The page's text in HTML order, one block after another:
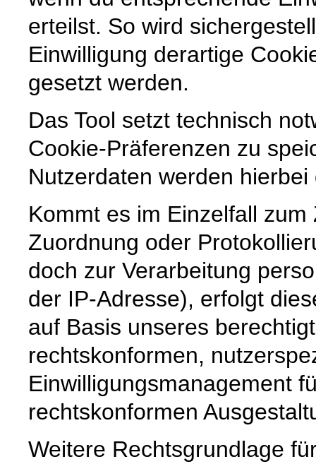
erteilst. So wird
Einwilligung derartige
gesetzt werden.
Das Tool setzt technisch
Cookie-Präferenzen zu
Nutzerdaten werden
Kommt es im Einzelfall
Zuordnung oder
doch zur Verarbeitung
der IP-Adresse), erfolgt
auf Basis unseres
rechtskonformen,
Einwilligungsmanagement
rechtskonformen
Weitere Rechtsgrundlage